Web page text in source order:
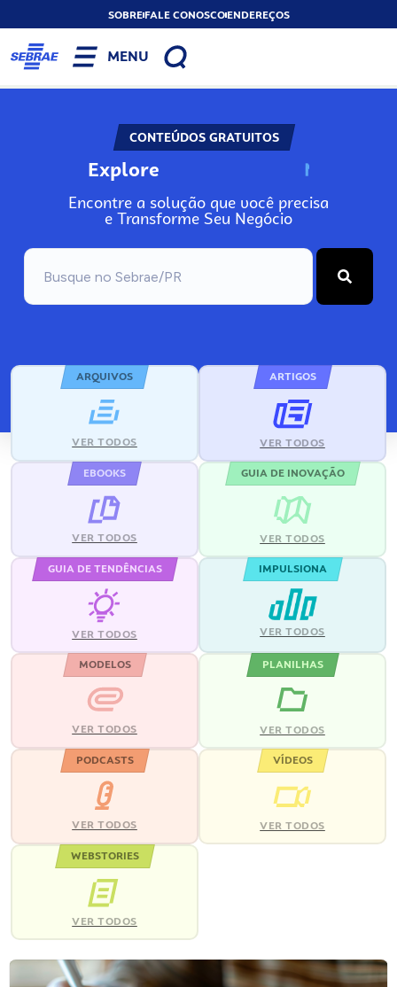
SOBREFALE CONOSCOENDEREÇOS
MENU
CONTEÚDOS GRATUITOS
Explore N
Encontre a solução que você precisa
e Transforme Seu Negócio
ARQUIVOS
VER TODOS
ARTIGOS
VER TODOS
EBOOKS
VER TODOS
GUIA DE INOVAÇÃO
VER TODOS
GUIA DE TENDÊNCIAS
VER TODOS
IMPULSIONA
VER TODOS
MODELOS
VER TODOS
PLANILHAS
VER TODOS
PODCASTS
VER TODOS
VÍDEOS
VER TODOS
WEBSTORIES
VER TODOS